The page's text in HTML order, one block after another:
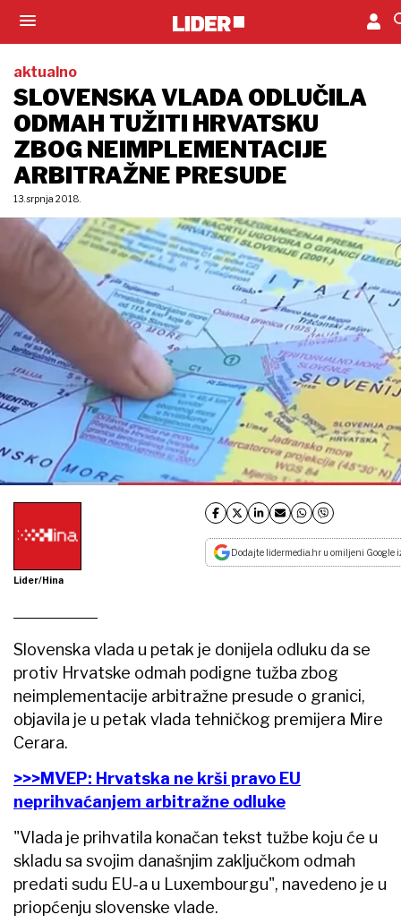
aktualno
SLOVENSKA VLADA ODLUČILA
ODMAH TUŽITI HRVATSKU
ZBOG NEIMPLEMENTACIJE
ARBITRAŽNE PRESUDE
13. srpnja 2018.
Lider/Hina
Dodajte lidermedia.hr u omiljeni Google
Slovenska vlada u petak je donijela odluku da se
protiv Hrvatske odmah podigne tužba zbog
neimplementacije arbitražne presude o granici,
objavila je u petak vlada tehničkog premijera Mire
Cerara.
>>>MVEP: Hrvatska ne krši pravo EU
neprihvaćanjem arbitražne odluke
"Vlada je prihvatila konačan tekst tužbe koju će u
skladu sa svojim današnjim zaključkom odmah
predati sudu EU-a u Luxembourgu", navedeno je u
priopćenju slovenske vlade.